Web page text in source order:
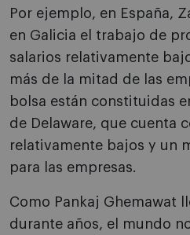
Por ejemplo, en España,
en Galicia el trabajo de
salarios relativamente
más de la mitad de las
bolsa están constituidas
de Delaware, que cuenta
relativamente bajos y un
para las empresas.
Como Pankaj Ghemawat
durante años, el mundo